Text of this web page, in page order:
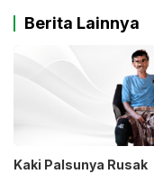
Berita Lainnya
Kaki Palsunya Rusak